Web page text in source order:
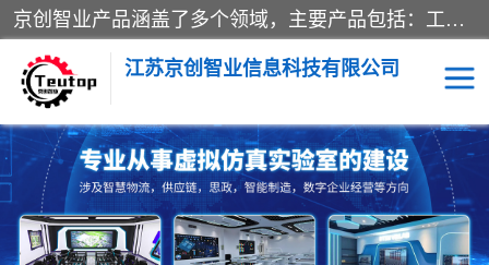
京创智业产品涵盖了多个领域，主要产品包括：工业4.0生产线解决方案，智慧物流综合实训室，教学设备与实验室建设，虚拟仿真实验室等。公司将秉持“创新、执着、诚信、共赢”的理念，以“将服务当作使命”为核心价值观，致力于为客户创造价值，与客户、合作伙伴和员工共同成长。
江苏京创智业信息科技有限公司
VR物流实训 低碳供应链
生产系统仿真 冷链物流